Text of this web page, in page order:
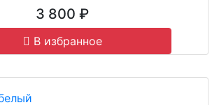
3 800 ₽
В избранное